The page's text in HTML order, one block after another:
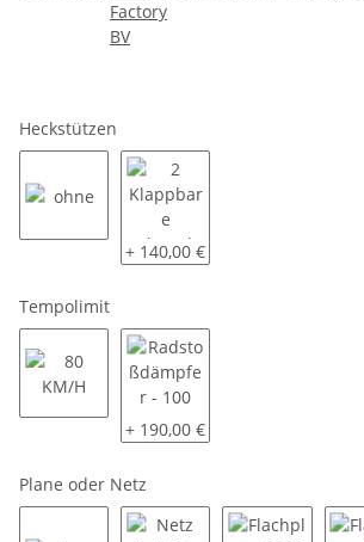
Heckstützen
2 Klappbare Schwerlaststützen
+ 140,00 €
Tempolimit
80 KM/HRadstoßdämpfer - 100 KM/H
+ 190,00 €
Plane oder Netz